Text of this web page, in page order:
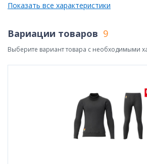
Показать все характеристики
Вариации товаров 9
Выберите вариант товара с необходимыми